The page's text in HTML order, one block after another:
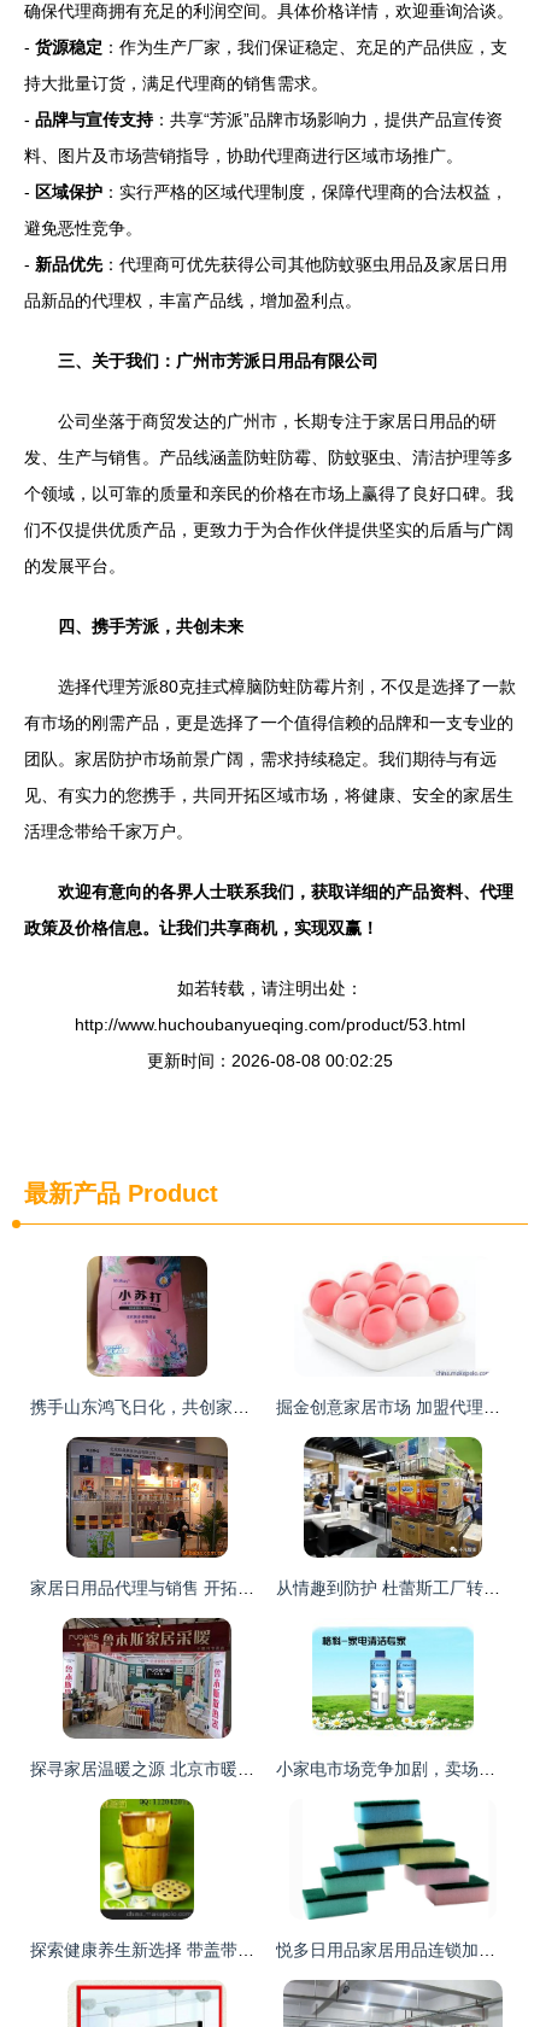
确保代理商拥有充足的利润空间。具体价格详情，欢迎垂询洽谈。
- 货源稳定 ：作为生产厂家，我们保证稳定、充足的产品供应，支
持大批量订货，满足代理商的销售需求。
- 品牌与宣传支持：共享“芳派”品牌市场影响力，提供产品宣传资
料、图片及市场营销指导，协助代理商进行区域市场推广。
- 区域保护 ：实行严格的区域代理制度，保障代理商的合法权益，
避免恶性竞争。
- 新品优先：代理商可优先获得公司其他防蚊驱虫用品及家居日用
品新品的代理权，丰富产品线，增加盈利点。
三、关于我们：广州市芳派日用品有限公司
公司坐落于商贸发达的广州市，长期专注于家居日用品的研
发、生产与销售。产品线涵盖防蛀防霉、防蚊驱虫、清洁护理等多
个领域，以可靠的质量和亲民的价格在市场上赢得了良好口碑。我
们不仅提供优质产品，更致力于为合作伙伴提供坚实的后盾与广阔
的发展平台。
四、携手芳派，共创未来
选择代理芳派80克挂式樟脑防蛀防霉片剂，不仅是选择了一款
有市场的刚需产品，更是选择了一个值得信赖的品牌和一支专业的
团队。家居防护市场前景广阔，需求持续稳定。我们期待与有远
见、有实力的您携手，共同开拓区域市场，将健康、安全的家居生
活理念带给千家万户。
欢迎有意向的各界人士联系我们，获取详细的产品资料、代理
政策及价格信息。让我们共享商机，实现双赢！
如若转载，请注明出处：
http://www.huchoubanyueqing.com/product/53.html
更新时间：2026-08-08 00:02:25
最新产品 Product